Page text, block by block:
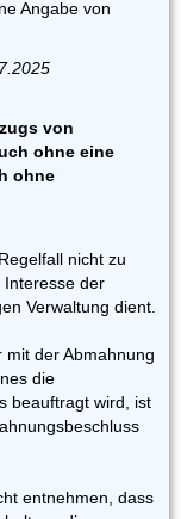
Angabe von
von
ohne eine
ohne
nicht zu
Interesse der
Verwaltung dient.
mit der Abmahnung
die
beauftragt wird, ist
entnehmen, dass